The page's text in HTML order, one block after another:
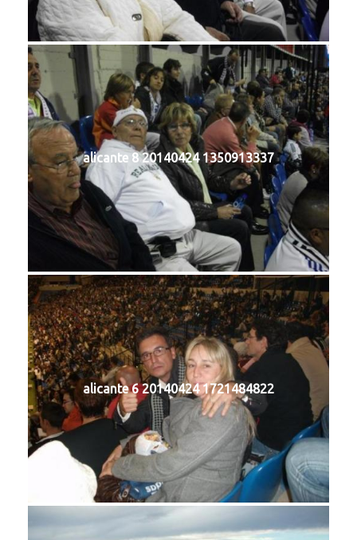
alicante 8 20140424 1350913337
alicante 6 20140424 1721484822